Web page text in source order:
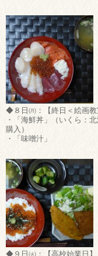
◆８日㈪：【終日＜絵画教
・「海鮮丼」（いくら：
購入）
・「味噌汁」
◆９日㈫：【高校始業日】